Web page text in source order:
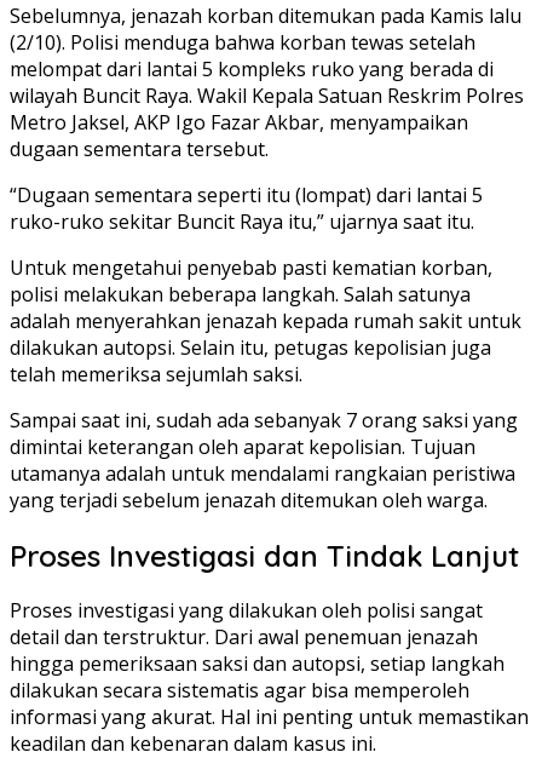
Sebelumnya, jenazah korban ditemukan pada Kamis lalu
(2/10). Polisi menduga bahwa korban tewas setelah
melompat dari lantai 5 kompleks ruko yang berada di
wilayah Buncit Raya. Wakil Kepala Satuan Reskrim Polres
Metro Jaksel, AKP Igo Fazar Akbar, menyampaikan
dugaan sementara tersebut.
“Dugaan sementara seperti itu (lompat) dari lantai 5
ruko-ruko sekitar Buncit Raya itu,” ujarnya saat itu.
Untuk mengetahui penyebab pasti kematian korban,
polisi melakukan beberapa langkah. Salah satunya
adalah menyerahkan jenazah kepada rumah sakit untuk
dilakukan autopsi. Selain itu, petugas kepolisian juga
telah memeriksa sejumlah saksi.
Sampai saat ini, sudah ada sebanyak 7 orang saksi yang
dimintai keterangan oleh aparat kepolisian. Tujuan
utamanya adalah untuk mendalami rangkaian peristiwa
yang terjadi sebelum jenazah ditemukan oleh warga.
Proses Investigasi dan Tindak Lanjut
Proses investigasi yang dilakukan oleh polisi sangat
detail dan terstruktur. Dari awal penemuan jenazah
hingga pemeriksaan saksi dan autopsi, setiap langkah
dilakukan secara sistematis agar bisa memperoleh
informasi yang akurat. Hal ini penting untuk memastikan
keadilan dan kebenaran dalam kasus ini.